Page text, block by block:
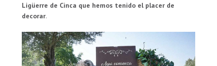
Ligüerre de Cinca que hemos tenido el placer de
decorar.